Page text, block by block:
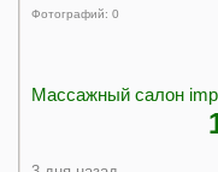
Фотографий: 0
Массажный салон